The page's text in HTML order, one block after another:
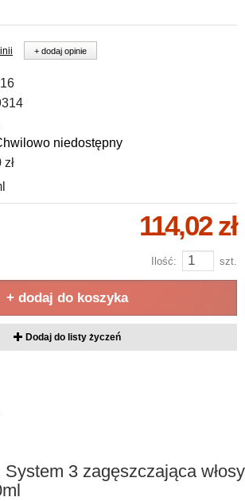
+ dodaj opinie
niedostępny
zł
114,02 zł
Ilość: szt.
+ dodaj do koszyka
Dodaj do listy życzeń
3 zagęszczająca włosy